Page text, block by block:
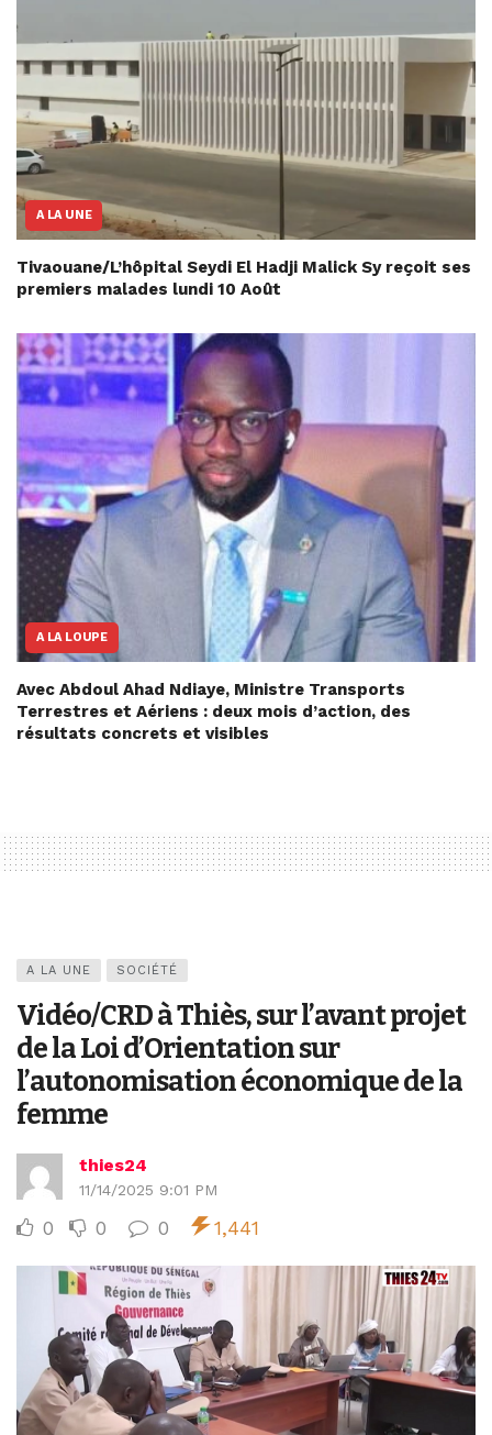
A LA UNE
Tivaouane/L’hôpital Seydi El Hadji Malick Sy reçoit ses
premiers malades lundi 10 Août
A LA LOUPE
Avec Abdoul Ahad Ndiaye, Ministre Transports
Terrestres et Aériens : deux mois d’action, des
résultats concrets et visibles
A LA UNE SOCIÉTÉ
Vidéo/CRD à Thiès, sur l’avant projet
de la Loi d’Orientation sur
l’autonomisation économique de la
femme
thies24
11/14/2025 9:01 PM
0 0 0 1,441